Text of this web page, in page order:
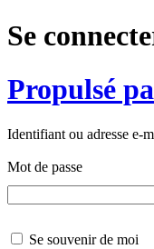
Se
Propulsé
Identifiant ou adresse e-
Mot de passe
Se souvenir de moi